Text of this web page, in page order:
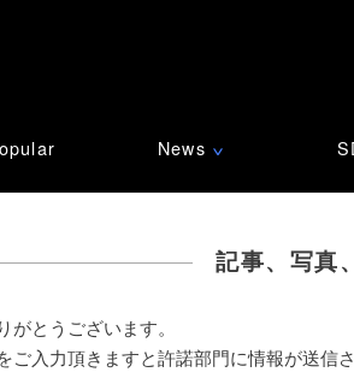
News ∨
記事、写真
がとうございます。
ご入力頂きますと許諾部門に情報が送信